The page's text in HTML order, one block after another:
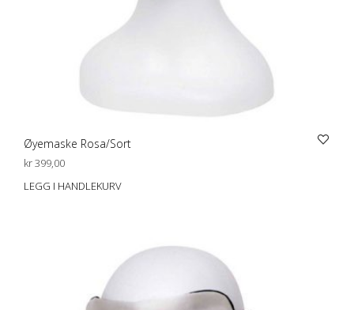
Øyemaske Rosa/Sort
kr399,00
LEGG I HANDLEKURV